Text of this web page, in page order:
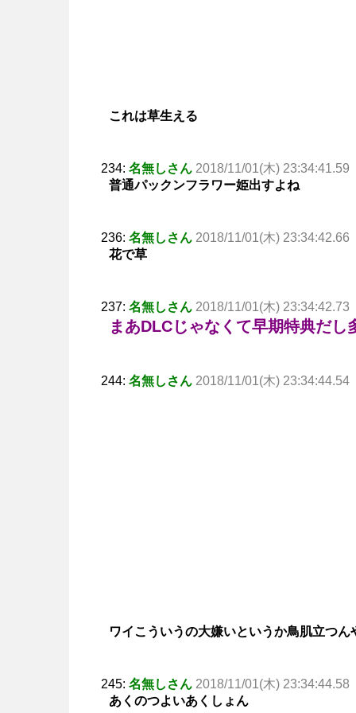
これは草生える
234: 名無しさん 2018/11/01(木) 23:34:41.59
普通パックンフラワー姫出すよね
236: 名無しさん 2018/11/01(木) 23:34:42.66
花で草
237: 名無しさん 2018/11/01(木) 23:34:42.73
まあDLCじゃなくて早期特典だし
244: 名無しさん 2018/11/01(木) 23:34:44.54
ワイこういうの大嫌いというか鳥肌立つん
245: 名無しさん 2018/11/01(木) 23:34:44.58
あくのつよいあくしょん